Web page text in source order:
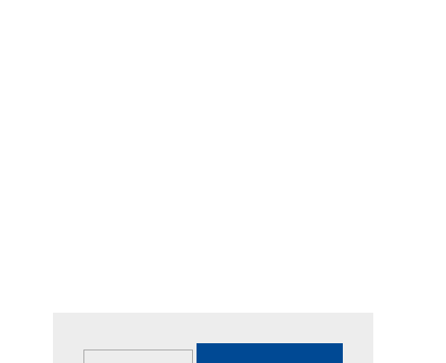
Rechercher :